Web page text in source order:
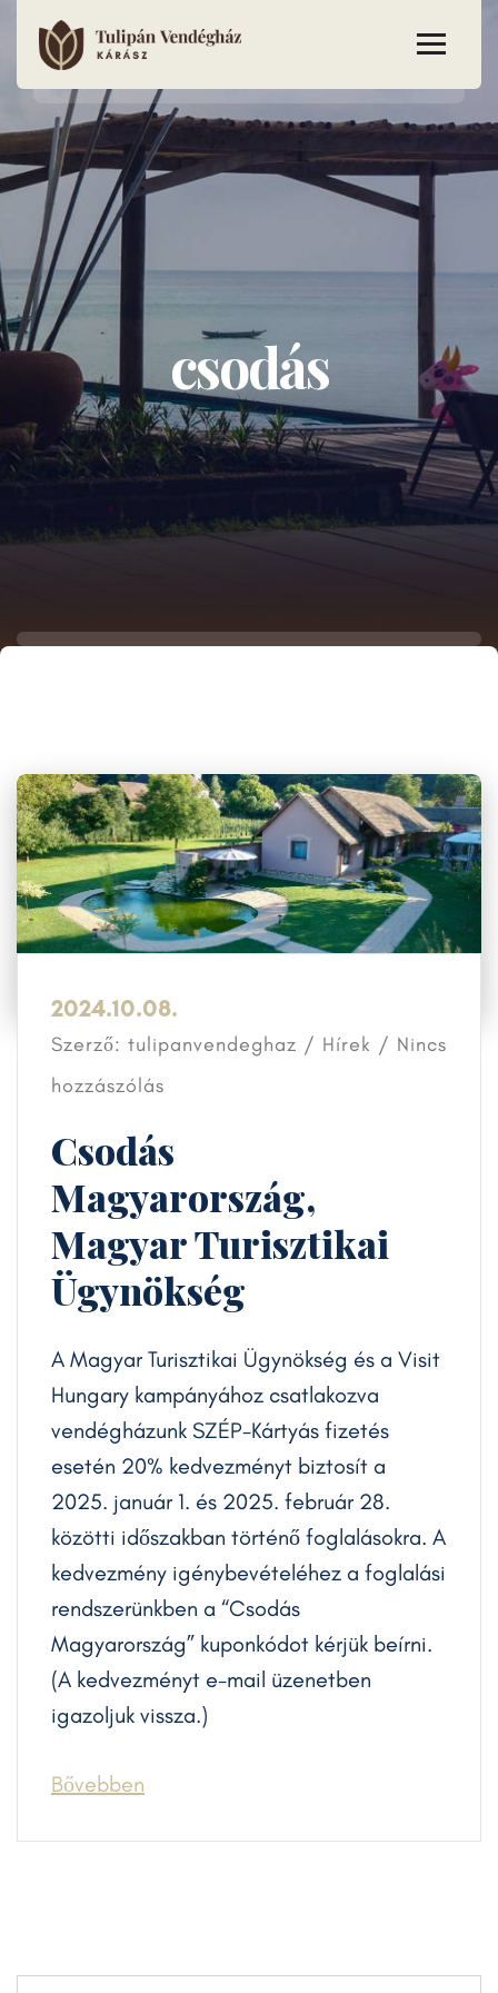
csodás
2024.10.08.
Szerző: tulipanvendeghaz / Hírek / Nincs
hozzászólás
Csodás
Magyarország,
Magyar Turisztikai
Ügynökség
A Magyar Turisztikai Ügynökség és a Visit
Hungary kampányához csatlakozva
vendégházunk SZÉP-Kártyás fizetés
esetén 20% kedvezményt biztosít a
2025. január 1. és 2025. február 28.
közötti időszakban történő foglalásokra. A
kedvezmény igénybevételéhez a foglalási
rendszerünkben a “Csodás
Magyarország” kuponkódot kérjük beírni.
(A kedvezményt e-mail üzenetben
igazoljuk vissza.)
Bővebben